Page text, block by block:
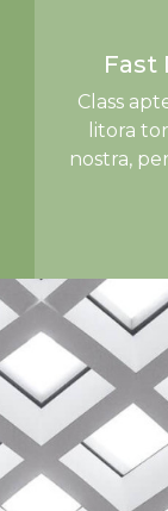
Fast
Class
litora
nostra,